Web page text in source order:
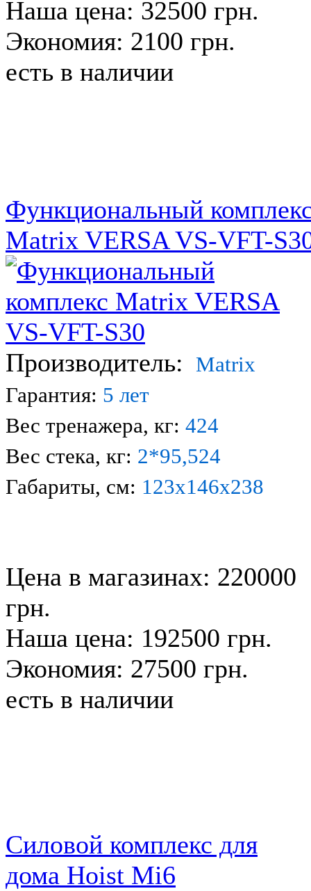
Наша цена: 32500 грн.
Экономия: 2100 грн.
есть в наличии
Функциональный
Matrix VERSA VS-VFT-
Производитель:
Matrix
Гарантия: 5 лет
Вес тренажера, кг: 424
Вес стека, кг: 2*95,524
Габариты, см: 123х146х238
Цена в магазинах: 220000
грн.
Наша цена: 192500 грн.
Экономия: 27500 грн.
есть в наличии
Cиловой комплекс для
дома Hoist Mi6